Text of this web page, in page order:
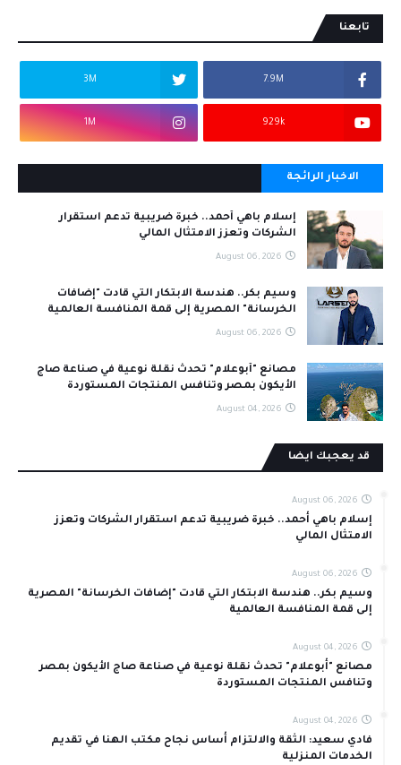
تابعنا
7.9M
3M
929k
1M
الاخبار الرائجة
إسلام باهي أحمد.. خبرة ضريبية تدعم استقرار
الشركات وتعزز الامتثال المالي
August 06, 2026
وسيم بكر.. هندسة الابتكار التي قادت "إضافات
الخرسانة" المصرية إلى قمة المنافسة العالمية
August 06, 2026
مصانع "أبوعلام" تحدث نقلة نوعية في صناعة صاج
الأيكون بمصر وتنافس المنتجات المستوردة
August 04, 2026
قد يعجبك ايضا
August 06, 2026
إسلام باهي أحمد.. خبرة ضريبية تدعم استقرار الشركات وتعزز
الامتثال المالي
August 06, 2026
وسيم بكر.. هندسة الابتكار التي قادت "إضافات الخرسانة" المصرية
إلى قمة المنافسة العالمية
August 04, 2026
مصانع "أبوعلام" تحدث نقلة نوعية في صناعة صاج الأيكون بمصر
وتنافس المنتجات المستوردة
August 04, 2026
فادي سعيد: الثقة والالتزام أساس نجاح مكتب الهنا في تقديم
الخدمات المنزلية